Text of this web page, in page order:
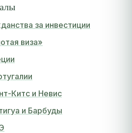
за инвестиции
виза»
Китс и Невис
и Барбуды